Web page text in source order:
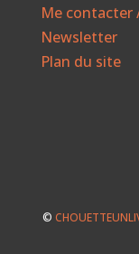
Me contacter
Newsletter
Plan du site
©